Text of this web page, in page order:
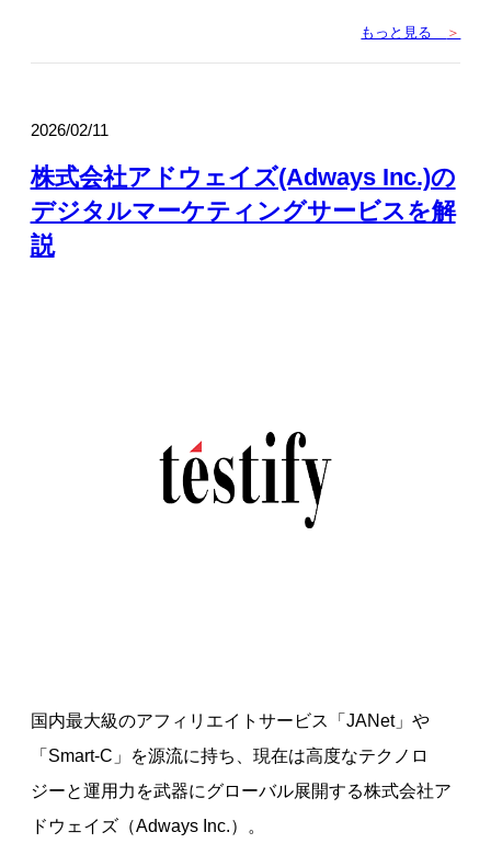
もっと見る ＞
2026/02/11
株式会社アドウェイズ(Adways Inc.)の
デジタルマーケティングサービスを解
説
国内最大級のアフィリエイトサービス「JANet」や
「Smart-C」を源流に持ち、現在は高度なテクノロ
ジーと運用力を武器にグローバル展開する株式会社ア
ドウェイズ（Adways Inc.）。